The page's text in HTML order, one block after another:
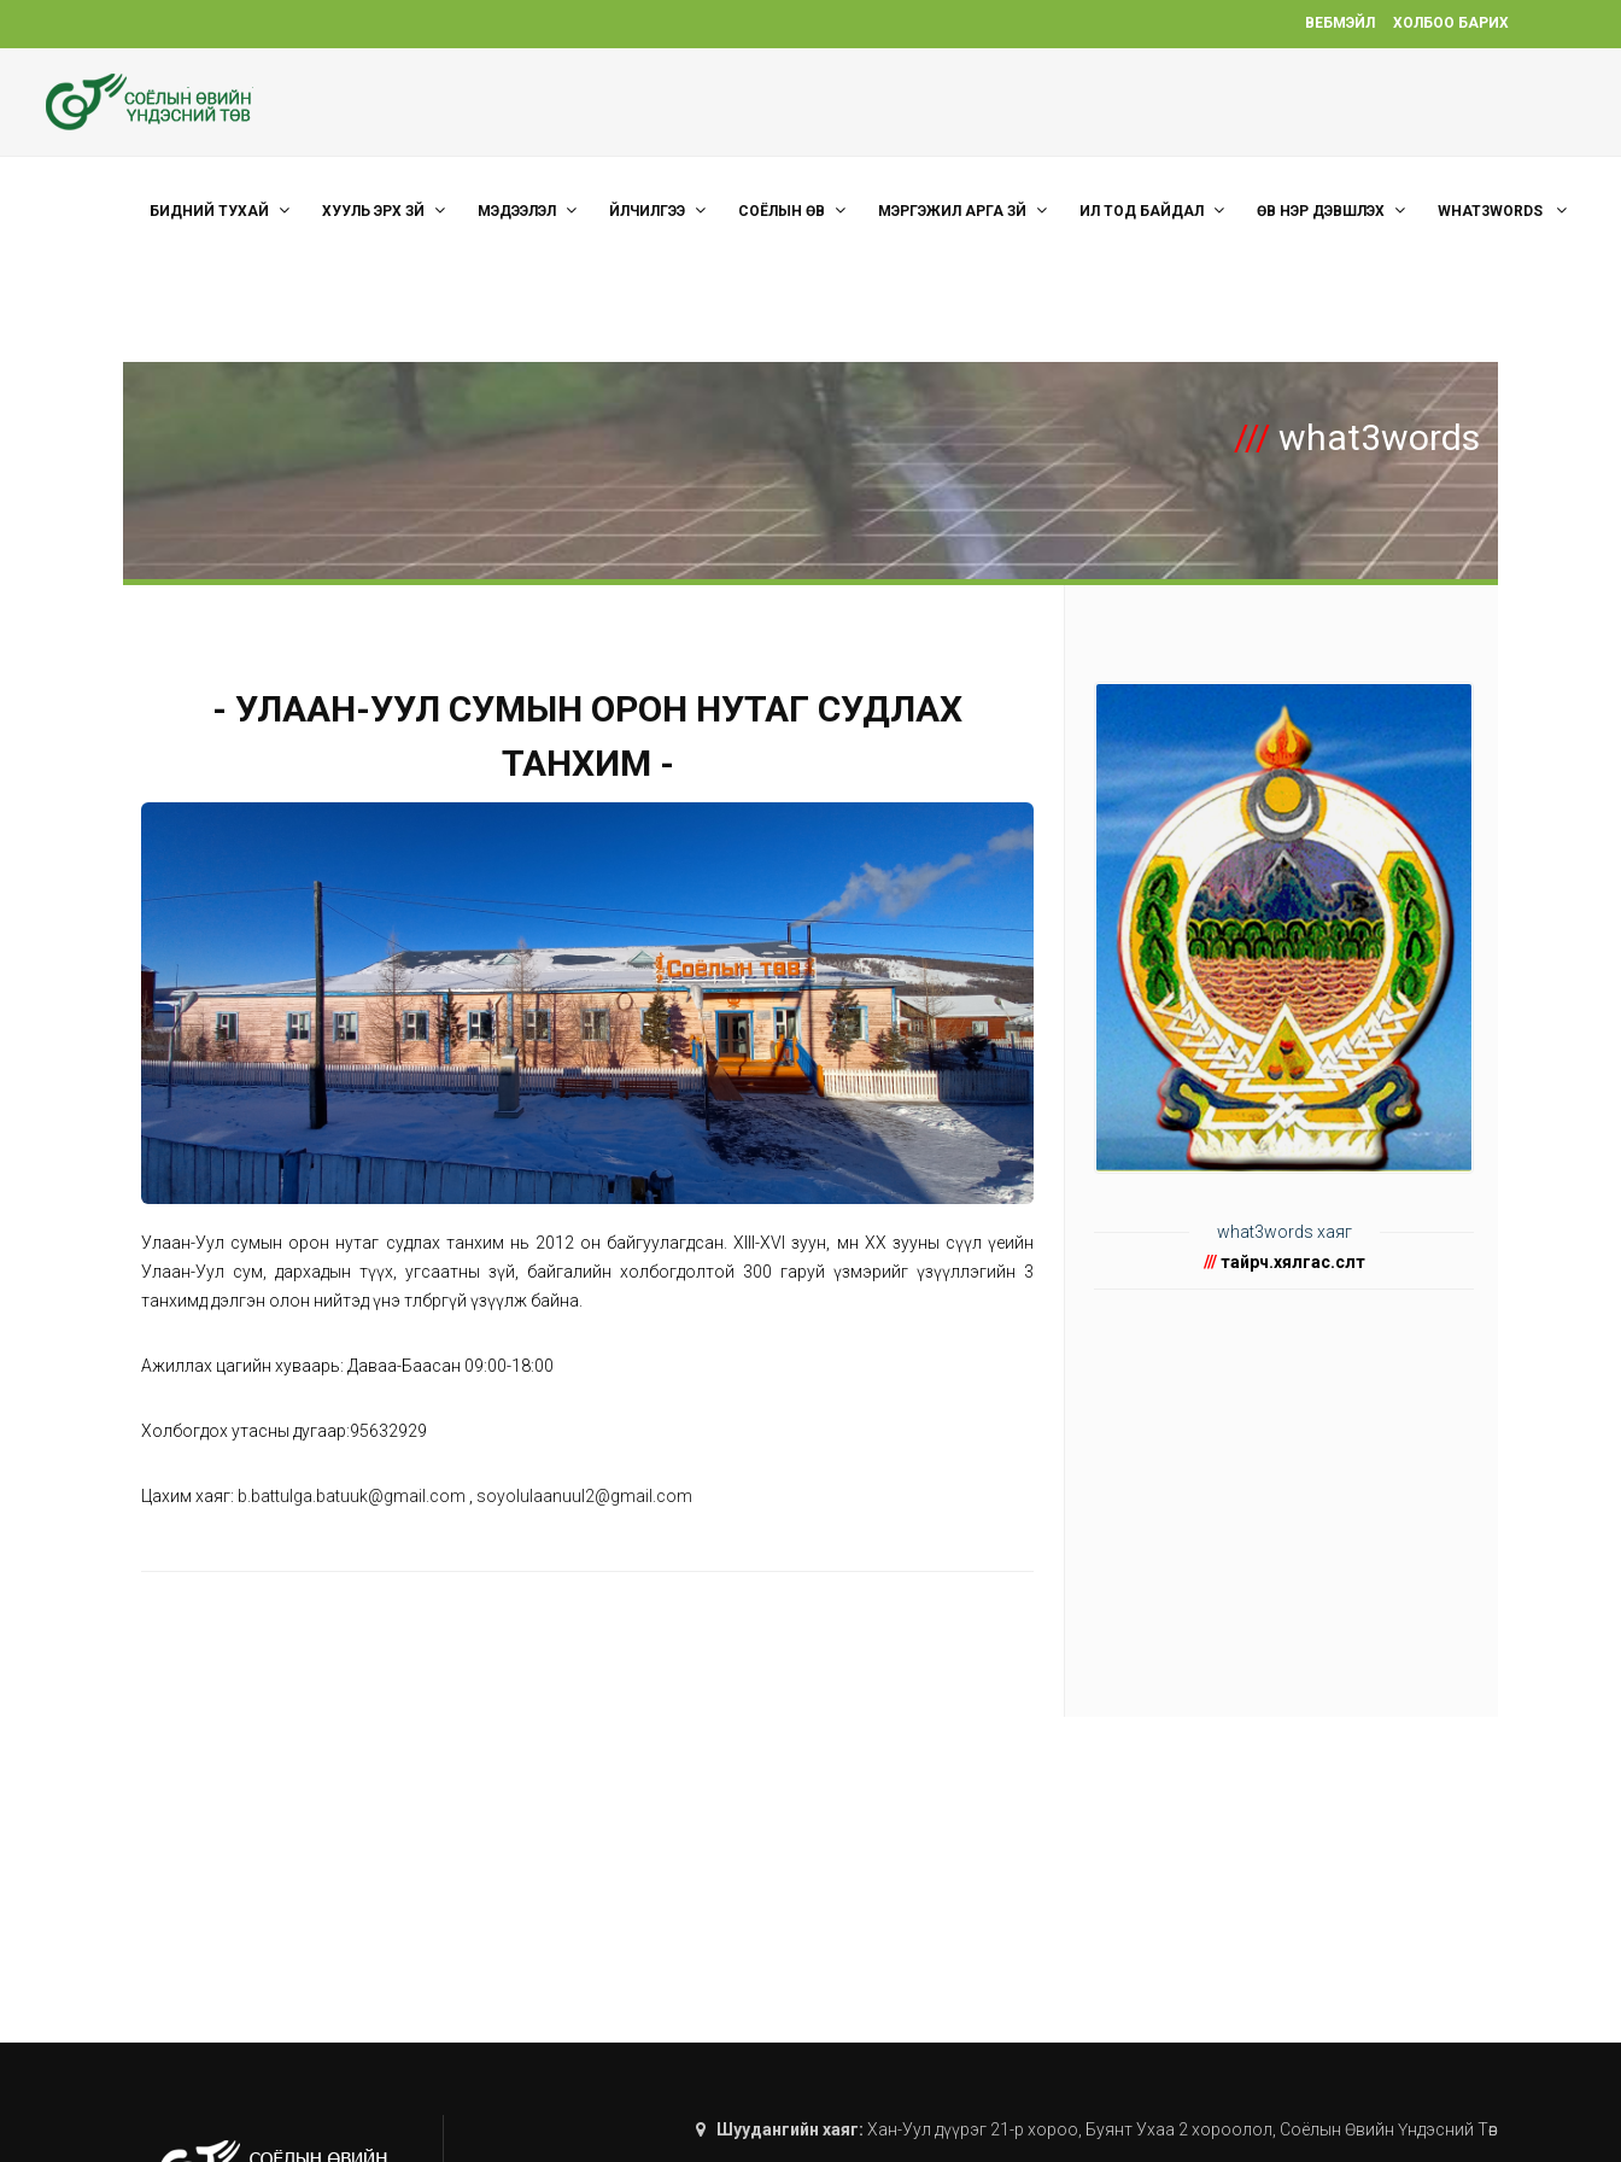
ВЕБМЭЙЛ ХОЛБОО БАРИХ
БИДНИЙ ТУХАЙ ХУУЛЬ ЭРХ ЗҮЙ МЭДЭЭЛЭЛ ҮЙЛЧИЛГЭЭ СОЁЛЫН ӨВ МЭРГЭЖИЛ АРГА ЗҮЙ ИЛ ТОД БАЙДАЛ ӨВ НЭР ДЭВШҮҮЛЭХ WHAT3WORDS
/// what3words
- УЛААН-УУЛ СУМЫН ОРОН НУТАГ СУДЛАХ
ТАНХИМ -
Улаан-Уул сумын орон нутаг судлах танхим нь 2012 он байгуулагдсан. XIII-XVI зуун, мөн XX зууны сүүл үеийн
Улаан-Уул сум, дархадын түүх, угсаатны зүй, байгалийн холбогдолтой 300 гаруй үзмэрийг үзүүллэгийн 3
танхимд дэлгэн олон нийтэд үнэ төлбөргүй үзүүлж байна.
Ажиллах цагийн хуваарь: Даваа-Баасан 09:00-18:00
Холбогдох утасны дугаар:95632929
Цахим хаяг: b.battulga.batuuk@gmail.com soyolulaanuul2@gmail.com
what3words хаяг
/// тайрч.хялгас.өсөлт
Шуудангийн хаяг: Хан-Уул дүүрэг 21-р хороо, Буянт Ухаа 2 хороолол, Соёлын Өвийн Үндэсний Төв